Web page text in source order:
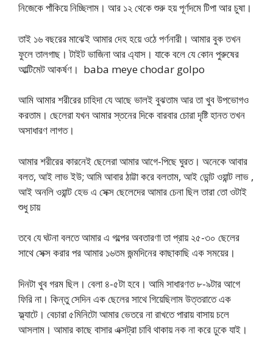
নিজেকে পাঁকিয়ে নিচ্ছিলাম। আর ১২ থেকে শুরু হয় পূর্ণদমে টিপা আর চুষা।
তাই ১৬ বছরের মাঝেই আমার দেহ হয়ে ওঠে পর্ণনারী। আমার বুক তখন
ফুলে তালগাছ। টাইট ভাজিনা আর এ্যাস। যাকে বলে যে কোন পুরুষের
আল্টিমেট আকর্ষণ। baba meye chodar golpo
আমি আমার শরীরের চাহিদা যে আছে ভালই বুঝতাম আর তা খুব উপভোগও
করতাম। ছেলেরা যখন আমার স্তনের দিকে বারবার চোরা দৃষ্টি হানত তখন
অসাধারণ লাগত।
আমার শরীরের কারনেই ছেলেরা আমার আগে-পিছে ঘুরত। অনেকে আবার
বলত, আই লাভ ইউ; আমি আবার ঠাট্টা করে বলতাম, আই ডোন্ট ওয়ান্ট লাভ ,
আই অনলি ওয়ান্ট হেভ এ সেক্স ছেলেদের আমার চেনা ছিল তারা তো ওটাই
শুধু চায়
তবে যে ঘটনা বলতে আমার এ গল্পের অবতারণা তা প্রায় ২৫-৩০ ছেলের
সাথে সেক্স করার পর আমার ১৬তম জন্মদিনের কাছাকাছি এক সময়ের।
দিনটা খুব গরম ছিল। বেলা ৪-৫টা হবে। আমি সাধারণত ৮-৯টার আগে
ফিরি না। কিন্তু সেদিন এক ছেলের সাথে গিয়েছিলাম উত্তরাতে এক
ফ্ল্যাটে। বেচারা ৫মিনিটো আমার ভেতরে না রাখতে পারায় বাসায় চলে
আসলাম। আমার কাছে বাসার এক্সট্রা চাবি থাকায় নক না করে ঢুকে যাই।